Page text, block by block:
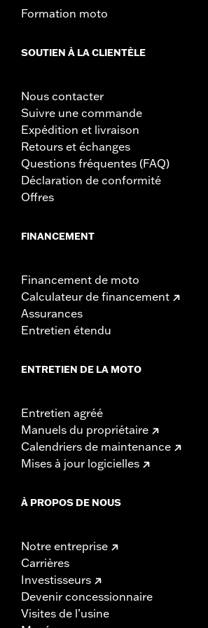
Formation moto
SOUTIEN À LA CLIENTÈLE
Nous contacter
Suivre une commande
Expédition et livraison
Retours et échanges
Questions fréquentes (FAQ)
Déclaration de conformité
Offres
FINANCEMENT
Financement de moto
Calculateur de financement
Assurances
Entretien étendu
ENTRETIEN DE LA MOTO
Entretien agréé
Manuels du propriétaire
Calendriers de maintenance
Mises à jour logicielles
À PROPOS DE NOUS
Notre entreprise
Carrières
Investisseurs
Devenir concessionnaire
Visites de l’usine